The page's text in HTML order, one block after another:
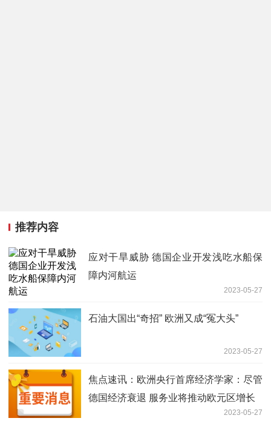
推荐内容
应对干旱威胁 德国企业开发浅吃水船保
障内河航运
2023-05-27
石油大国出“奇招” 欧洲又成“冤大头”
2023-05-27
焦点速讯：欧洲央行首席经济学家：尽管
德国经济衰退 服务业将推动欧元区增长
2023-05-27